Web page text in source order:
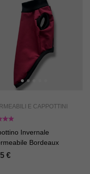
E CAPPOTTINI
Invernale
Bordeaux
€